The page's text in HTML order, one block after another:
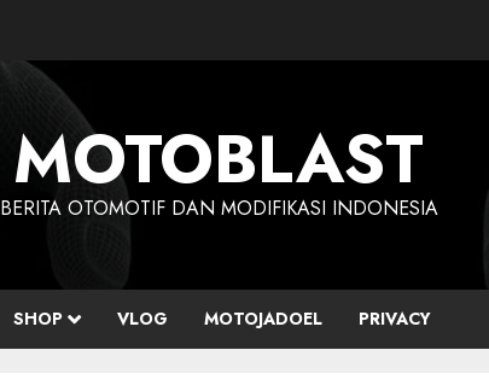
MOTOBLAST
BERITA OTOMOTIF DAN MODIFIKASI INDONESIA
SHOP VLOG MOTOJADOEL PRIVACY